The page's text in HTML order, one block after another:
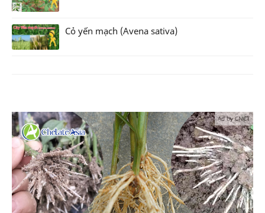
Cỏ yến mạch (Avena sativa)
Ad by CNCT